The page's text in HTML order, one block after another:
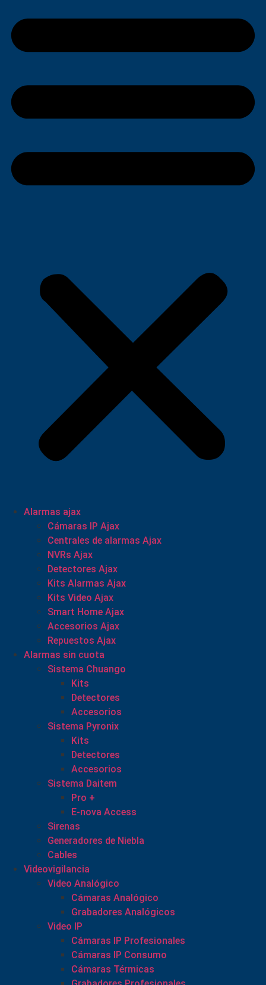
Alarmas ajax
Cámaras IP Ajax
Centrales de alarmas Ajax
NVRs Ajax
Detectores Ajax
Kits Alarmas Ajax
Kits Video Ajax
Smart Home Ajax
Accesorios Ajax
Repuestos Ajax
Alarmas sin cuota
Sistema Chuango
Kits
Detectores
Accesorios
Sistema Pyronix
Kits
Detectores
Accesorios
Sistema Daitem
Pro +
E-nova Access
Sirenas
Generadores de Niebla
Cables
Videovigilancia
Video Analógico
Cámaras Analógico
Grabadores Analógicos
Video IP
Cámaras IP Profesionales
Cámaras IP Consumo
Cámaras Térmicas